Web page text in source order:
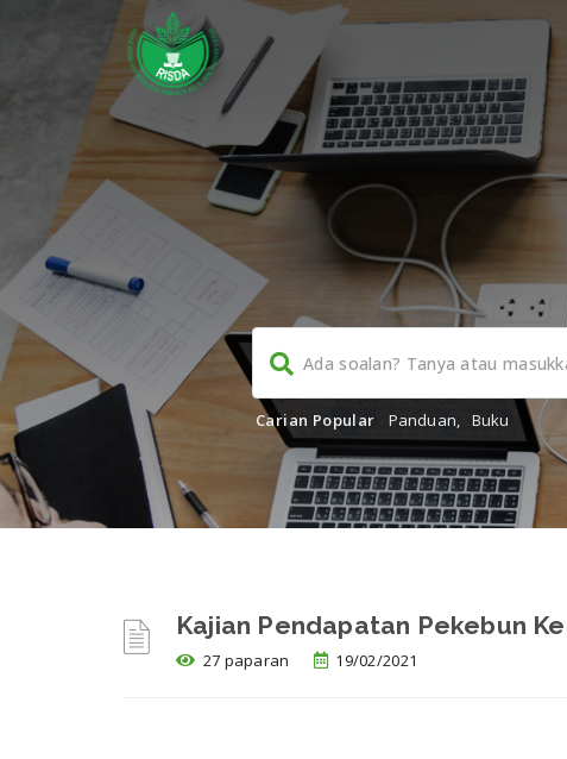
Carian Popular Panduan, Buku
Kajian Pendapatan Pekebun
27 paparan 19/02/2021